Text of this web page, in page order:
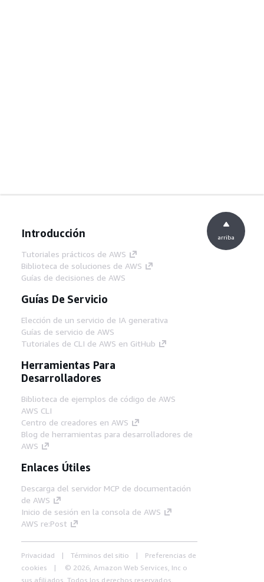
Introducción
Tutoriales prácticos de AWS
Biblioteca de soluciones de AWS
Guías de decisiones de AWS
Guías De Servicio
Elección de un servicio de IA generativa
Guías de servicio de AWS
Tutoriales de CLI de AWS en GitHub
Herramientas Para
Desarrolladores
Biblioteca de ejemplos de código de AWS
AWS CLI
Centro de creadores en AWS
Blog de herramientas para desarrolladores de
AWS
Enlaces Útiles
Descarga del servidor MCP de documentación
de AWS
Inicio de sesión en la consola de AWS
AWS re:Post
Privacidad Términos del sitio
Preferencias de
cookies
© 2026, Amazon Web Services, Inc o
sus afiliados. Todos los derechos reservados.
arriba